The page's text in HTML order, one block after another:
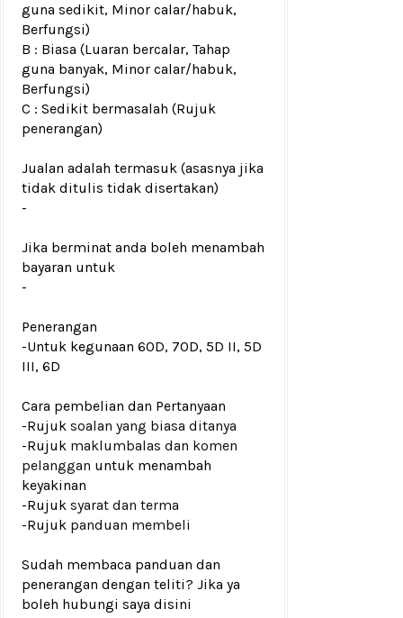
guna sedikit, Minor calar/habuk,
Berfungsi)
B : Biasa (Luaran bercalar, Tahap
guna banyak, Minor calar/habuk,
Berfungsi)
C : Sedikit bermasalah (Rujuk
penerangan)
Jualan adalah termasuk (asasnya jika
tidak ditulis tidak disertakan)
-
Jika berminat anda boleh menambah
bayaran untuk
-
Penerangan
-Untuk kegunaan 60D, 70D, 5D II, 5D
III, 6D
Cara pembelian dan Pertanyaan
-Rujuk soalan yang biasa ditanya
-Rujuk maklumbalas dan komen
pelanggan untuk menambah
keyakinan
-Rujuk syarat dan terma
-Rujuk panduan membeli
Sudah membaca panduan dan
penerangan dengan teliti? Jika ya
boleh hubungi saya disini